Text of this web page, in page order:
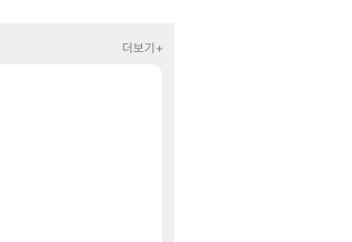
더보기+